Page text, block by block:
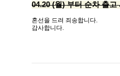
04.20 (월) 부터 순차 출고
혼선을 드려 죄송합니다.
감사합니다.